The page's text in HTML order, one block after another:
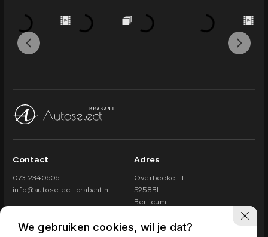
Contact
073 2340606
info@autoselect-brabant.nl
Adres
Overbeeke 11
5258BL
Berlicum
Maandag t/m vrijdag van
09.30 - 17.30
We gebruiken cookies, wil je dat?